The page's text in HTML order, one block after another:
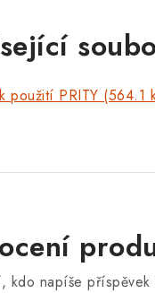
použití PRITY (564.1
kdo napíše